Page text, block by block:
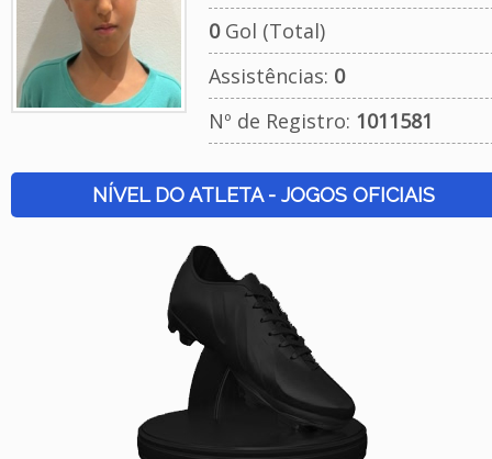
0Gol (Total)
Assistências: 0
Nº de Registro: 1011581
NÍVEL DO ATLETA - JOGOS OFICIAIS